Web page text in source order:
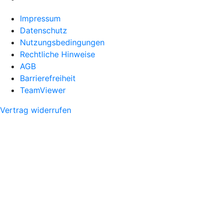
Impressum
Datenschutz
Nutzungsbedingungen
Rechtliche Hinweise
AGB
Barrierefreiheit
TeamViewer
Vertrag widerrufen